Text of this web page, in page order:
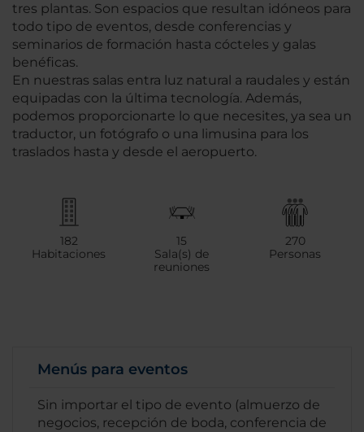
tres plantas. Son espacios que resultan idóneos para
todo tipo de eventos, desde conferencias y
seminarios de formación hasta cócteles y galas
benéficas.
En nuestras salas entra luz natural a raudales y están
equipadas con la última tecnología. Además,
podemos proporcionarte lo que necesites, ya sea un
traductor, un fotógrafo o una limusina para los
traslados hasta y desde el aeropuerto.
182
Habitaciones
15
Sala(s) de
reuniones
270
Personas
Menús para eventos
Sin importar el tipo de evento (almuerzo de
negocios, recepción de boda, conferencia de